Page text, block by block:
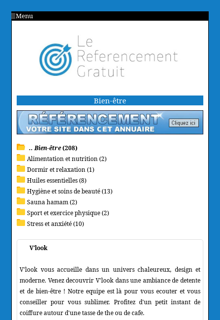
Menu
Bien-être
.. Bien-être(208)
Alimentation et nutrition (2)
Dormir et relaxation (1)
Huiles essentielles (8)
Hygiène et soins de beauté (13)
Sauna hamam (2)
Sport et exercice physique (2)
Stress et anxiété (10)
V'look
V'look vous accueille dans un univers chaleureux, design et
moderne. Venez decouvrir V'look dans une ambiance de detente
et de bien-être ! Notre equipe est là pour vous ecouter et vous
conseiller pour vous sublimer. Profitez d'un petit instant de
coiffure autour d'une tasse de the ou de cafe.